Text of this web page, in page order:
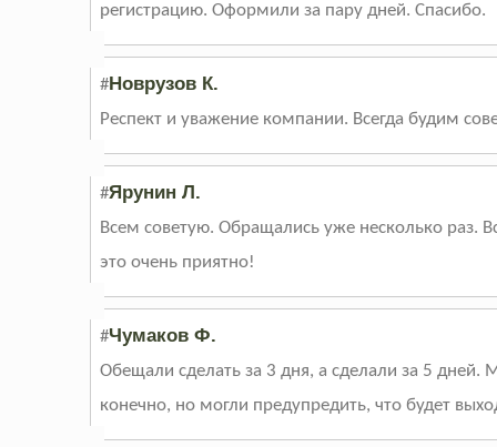
регистрацию. Оформили за пару дней. Спасибо.
#Новрузов К.
Респект и уважение компании. Всегда будим
#Ярунин Л.
Всем советую. Обращались уже несколько раз.
это очень приятно!
#Чумаков Ф.
Обещали сделать за 3 дня, а сделали за 5
конечно, но могли предупредить, что будет